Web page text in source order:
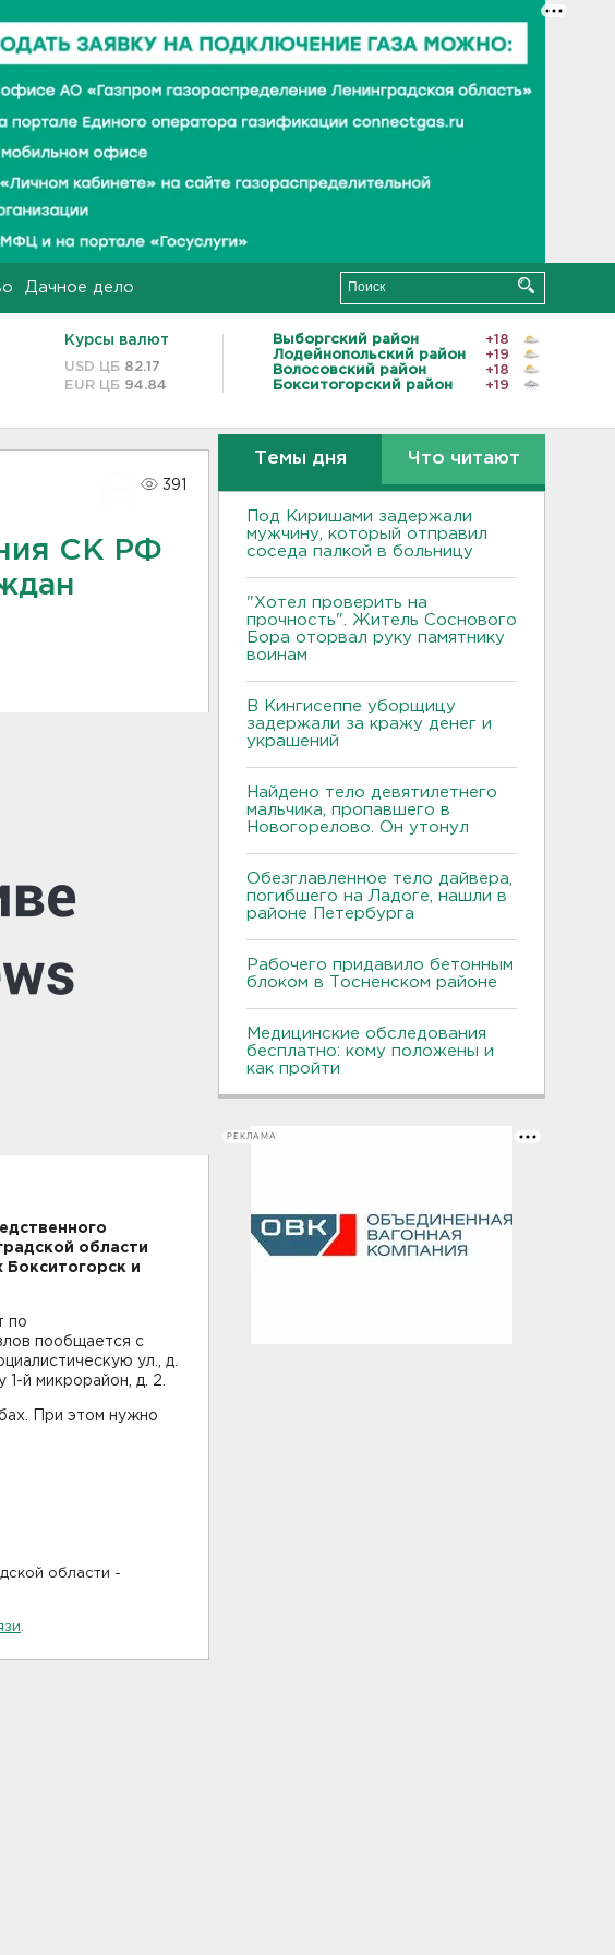
Дачное дело
Курсы валют
USD ЦБ 82.17
EUR ЦБ 94.84
Выборгский район
+18
Лодейнопольский район
+19
Волосовский район
+18
Бокситогорский район
+19
391
СК РФ
области
Бокситогорск и
по
пообщается с
ул., д.
й микрорайон, д. 2.
При этом нужно
области -
Темы дня Что читают
Под Киришами задержали
мужчину, который отправил
соседа палкой в больницу
"Хотел проверить на
прочность". Житель Соснового
Бора оторвал руку памятнику
воинам
В Кингисеппе уборщицу
задержали за кражу денег и
украшений
Найдено тело девятилетнего
мальчика, пропавшего в
Новогорелово. Он утонул
Обезглавленное тело дайвера,
погибшего на Ладоге, нашли в
районе Петербурга
Рабочего придавило бетонным
блоком в Тосненском районе
Медицинские обследования
бесплатно: кому положены и
как пройти
РЕКЛАМА